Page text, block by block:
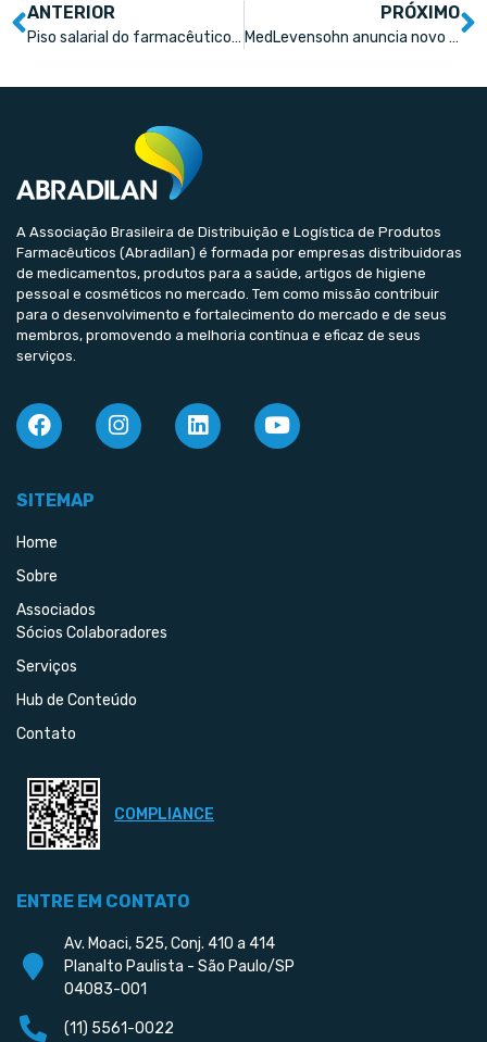
ANTERIOR
Piso salarial do farmacêutico tem parecer favorável na Câmara dos Deputados
PRÓXIMO
MedLevensohn anuncia novo autoteste contra a Covid-19 com precisão de 97,5%
A Associação Brasileira de Distribuição e Logística de Produtos
Farmacêuticos (Abradilan) é formada por empresas distribuidoras
de medicamentos, produtos para a saúde, artigos de higiene
pessoal e cosméticos no mercado. Tem como missão contribuir
para o desenvolvimento e fortalecimento do mercado e de seus
membros, promovendo a melhoria contínua e eficaz de seus
serviços.
SITEMAP
Home
Sobre
Associados
Sócios Colaboradores
Serviços
Hub de Conteúdo
Contato
COMPLIANCE
ENTRE EM CONTATO
Av. Moaci, 525, Conj. 410 a 414
Planalto Paulista - São Paulo/SP
04083-001
(11) 5561-0022